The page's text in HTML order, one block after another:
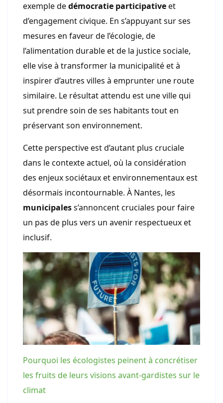
exemple dedémocratie participativeet
d’engagement civique. En s’appuyant sur ses
mesures en faveur de l’écologie, de
l’alimentation durable et de la justice sociale,
elle vise à transformer la municipalité et à
inspirer d’autres villes à emprunter une route
similaire. Le résultat attendu est une ville qui
sut prendre soin de ses habitants tout en
préservant son environnement.
Cette perspective est d’autant plus cruciale
dans le contexte actuel, où la considération
des enjeux sociétaux et environnementaux est
désormais incontournable. À Nantes, les
municipaless’annoncent cruciales pour faire
un pas de plus vers un avenir respectueux et
inclusif.
Pourquoi les écologistes peinent à concrétiser
les fruits de leurs visions avant-gardistes sur le
climat